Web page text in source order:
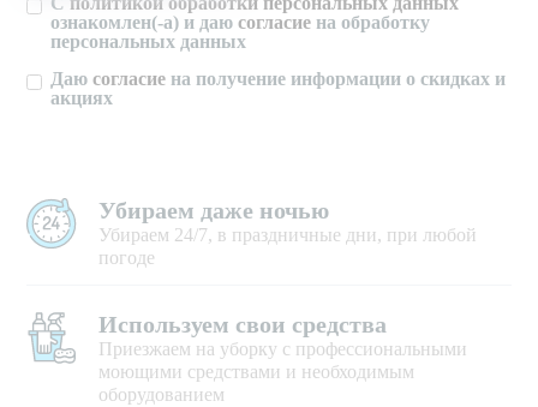
ознакомлен(-а) и даюсогласие на обработку
персональных данных
Даюсогласие на получение информации о скидках и
акциях
Убираем даже ночью
Убираем 24/7, в праздничные дни, при любой
погоде
Используем свои средства
Приезжаем на уборку с профессиональными
моющими средствами и необходимым
оборудованием